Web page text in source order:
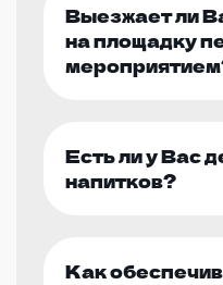
Выезжает ли
на площадку
Есть ли у Вас
напитков?
Как